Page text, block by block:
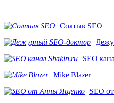
Солтык SEO
SEO
Mike Blazer
SEO